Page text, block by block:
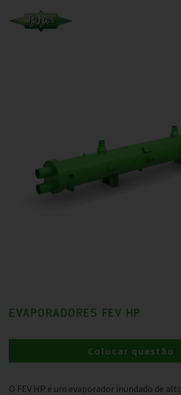
EVAPORADORES FEV HP
O FEV HP é um evaporador inundado de
Colocar questão